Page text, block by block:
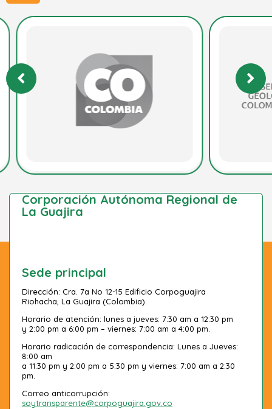
Corporación Autónoma Regional de
La Guajira
Sede principal
Dirección: Cra. 7a No 12-15 Edificio Corpoguajira
Riohacha, La Guajira (Colombia).
Horario de atención: lunes a jueves: 7:30 am a 12:30 pm
y 2:00 pm a 6:00 pm – viernes: 7:00 am a 4:00 pm.
Horario radicación de correspondencia: Lunes a Jueves:
8:00 am
a 11:30 pm y 2:00 pm a 5:30 pm y viernes: 7:00 am a 2:30
pm.
Correo anticorrupción:
soytransparente@corpoguajira.gov.co